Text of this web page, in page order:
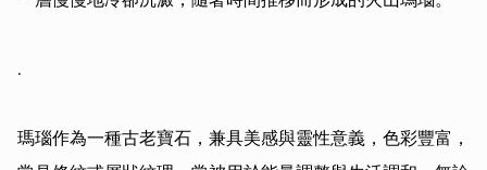
.
瑪瑙作為一種古老寶石，兼具美感與靈性意義，色彩豐富，